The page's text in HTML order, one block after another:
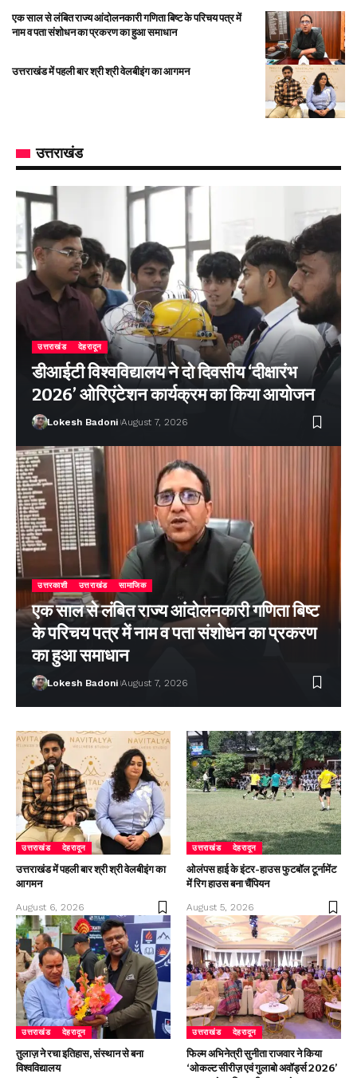
एक साल से लंबित राज्य आंदोलनकारी गणिता बिष्ट के परिचय पत्र में
नाम व पता संशोधन का प्रकरण का हुआ समाधान
उत्तराखंड में पहली बार श्री श्री वेलबीइंग का आगमन
उत्तराखंड
उत्तराखंड देहरादून
डीआईटी विश्वविद्यालय ने दो दिवसीय ‘दीक्षारंभ
2026’ ओरिएंटेशन कार्यक्रम का किया आयोजन
Lokesh Badoni August 7, 2026
उत्तरकाशी उत्तराखंड सामाजिक
एक साल से लंबित राज्य आंदोलनकारी गणिता बिष्ट
के परिचय पत्र में नाम व पता संशोधन का प्रकरण
का हुआ समाधान
Lokesh Badoni August 7, 2026
उत्तराखंड देहरादून
उत्तराखंड में पहली बार श्री श्री वेलबीइंग का
आगमन
August 6, 2026
उत्तराखंड देहरादून
ओलंपस हाई के इंटर-हाउस फुटबॉल टूर्नामेंट
में रिग हाउस बना चैंपियन
August 5, 2026
उत्तराखंड देहरादून
तुलाज़ ने रचा इतिहास, संस्थान से बना
विश्वविद्यालय
उत्तराखंड देहरादून
फिल्म अभिनेत्री सुनीता राजवार ने किया
‘ओकल्ट सीरीज़ एवं गुलाबो अवॉर्ड्स 2026’